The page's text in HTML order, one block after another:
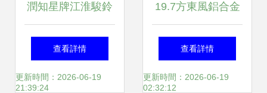
潤知星牌江淮駿鈴
國六8.2方運油車
高效安全運輸的優
查看詳情
更新時間：2026-06-19
21:39:24
19.7方東風鋁合金
運油車 以工匠精神
鑄就的運輸利器，
查看詳情
更新時間：2026-06-19
02:32:12